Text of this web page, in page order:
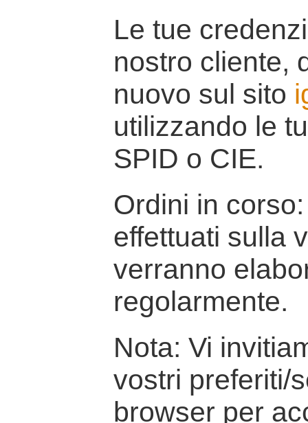
Le tue
nostro cliente,
nuovo sul sito
utilizzando le
SPID o CIE.
Ordini in
effettuati sulla
verranno
regolarmente.
Nota: Vi
vostri preferiti/
browser per